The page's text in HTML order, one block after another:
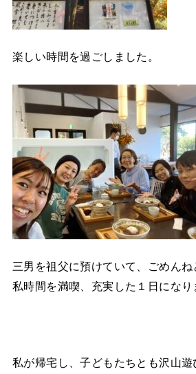
楽しい時間を過ごしました。
三男を祖父に預けていて、ごめんね
私時間を満喫、充実した１日になり
私が帰宅し、子どもたちとも沢山遊